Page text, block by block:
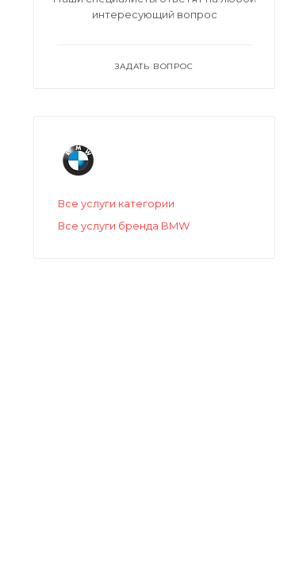
интересующий вопрос
ЗАДАТЬ ВОПРОС
Все услуги категории
Все услуги бренда BMW